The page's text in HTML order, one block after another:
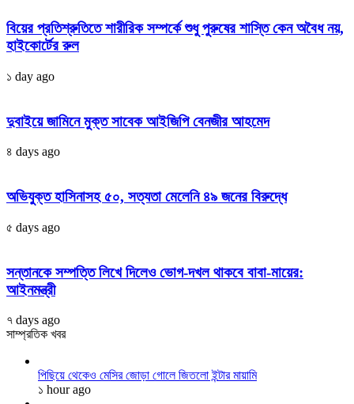
বিয়ের প্রতিশ্রুতিতে শারীরিক সম্পর্কে শুধু পুরুষের শাস্তি কেন অবৈধ নয়,
হাইকোর্টের রুল
১ day ago
দুবাইয়ে জামিনে মুক্ত সাবেক আইজিপি বেনজীর আহমেদ
৪ days ago
অভিযুক্ত হাসিনাসহ ৫০, সত্যতা মেলেনি ৪৯ জনের বিরুদ্ধে
৫ days ago
সন্তানকে সম্পত্তি লিখে দিলেও ভোগ-দখল থাকবে বাবা-মায়ের:
আইনমন্ত্রী
৭ days ago
সাম্প্রতিক খবর
পিছিয়ে থেকেও মেসির জোড়া গোলে জিতলো ইন্টার মায়ামি
১ hour ago